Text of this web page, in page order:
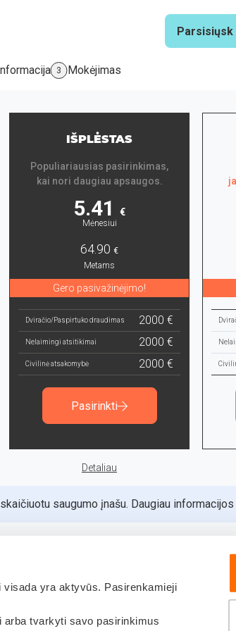
yra aktyvūs. Pasirenkamieji
tvarkyti savo pasirinkimus
3 Mokėjimas
Parsisiųsk
IŠPLĖSTAS
Populiariausias pasirinkimas,
kai nori daugiau apsaugos.
5.41 €
Mėnesiui
64.90 €
Metams
Gero pasivažinėjimo!
Dviračio/Paspirtuko draudimas 2000 €
Nelaimingi atsitikimai 2000 €
Civilinė atsakomybė 2000 €
Pasirinkti
Detaliau
saugumo įnašu. Daugiau informacijos